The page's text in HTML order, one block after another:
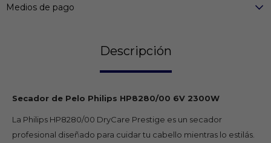
Medios de pago
Descripción
Secador de Pelo Philips HP8280/00 6V 2300W
La Philips HP8280/00 DryCare Prestige es un secador
profesional diseñado para cuidar tu cabello mientras lo estilás.